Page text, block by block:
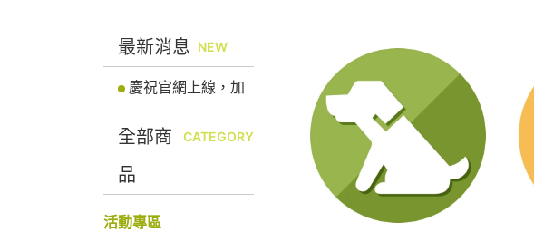
最新消息 NEW
慶祝官網上線，加
折價券! 馬上註冊會
員
全部商
品
CATEGORY
活動專區